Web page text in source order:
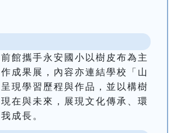
館攜手永安國小以樹皮布為主
成果展，內容亦連結學校「山
現學習歷程與作品，並以構樹
在與未來，展現文化傳承、環
成長。